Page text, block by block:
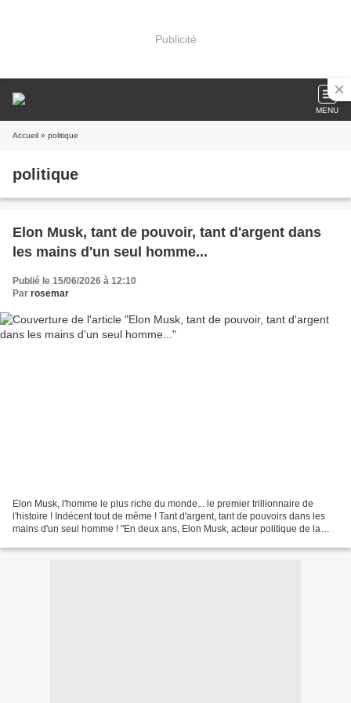
Publicité
MENU
Accueil » politique
politique
Elon Musk, tant de pouvoir, tant d'argent dans
les mains d'un seul homme...
Publié le 15/06/2026 à 12:10
Par rosemar
Elon Musk, l'homme le plus riche du monde... le premier trillionnaire de
l'histoire ! Indécent tout de même ! Tant d'argent, tant de pouvoirs dans les
mains d'un seul homme ! "En deux ans, Elon Musk, acteur politique de la